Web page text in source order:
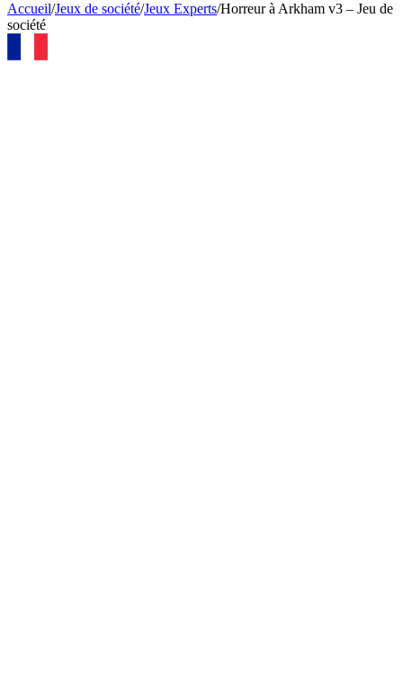
Accueil/Jeux de société/Jeux Experts/Horreur à Arkham v3 – Jeu de
société